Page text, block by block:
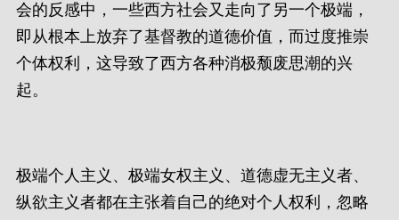
会的反感中，一些西方社会又走向了另一个极端，
即从根本上放弃了基督教的道德价值，而过度推崇
个体权利，这导致了西方各种消极颓废思潮的兴
起。
极端个人主义、极端女权主义、道德虚无主义者、
纵欲主义者都在主张着自己的绝对个人权利，忽略